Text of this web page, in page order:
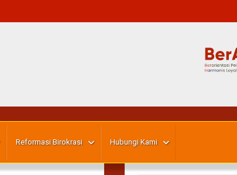
Reformasi Birokrasi Hubungi Kami